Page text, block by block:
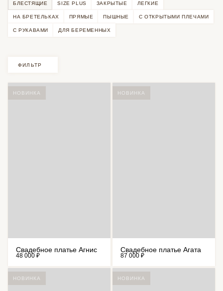
БЛЕСТЯЩИЕ SIZE PLUS ЗАКРЫТЫЕ ЛЕГКИЕ
НА БРЕТЕЛЬКАХ ПРЯМЫЕ ПЫШНЫЕ С ОТКРЫТЫМИ ПЛЕЧАМИ
С РУКАВАМИ ДЛЯ БЕРЕМЕННЫХ
ФИЛЬТР
НОВИНКА
Свадебное платье Агнис
48 000 ₽
НОВИНКА
Свадебное платье Агата
87 000 ₽
НОВИНКА НОВИНКА